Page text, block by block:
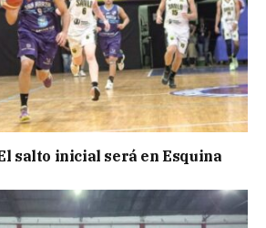
salto inicial será en Esquina